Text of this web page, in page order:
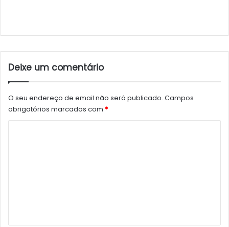
Deixe um comentário
O seu endereço de email não será publicado. Campos
obrigatórios marcados com *